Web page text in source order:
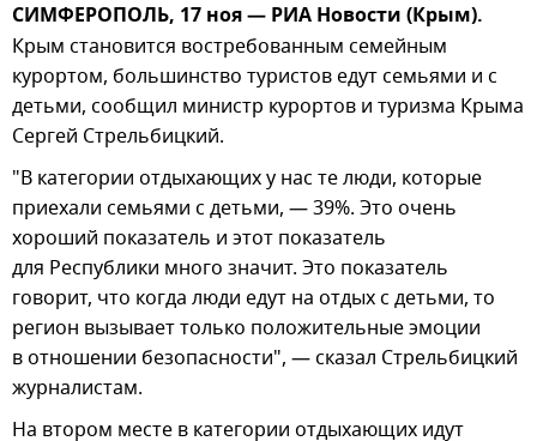
СИМФЕРОПОЛЬ, 17 ноя — РИА Новости (Крым).
Крым становится востребованным семейным
курортом, большинство туристов едут семьями и с
детьми, сообщил министр курортов и туризма Крыма
Сергей Стрельбицкий.
"В категории отдыхающих у нас те люди, которые
приехали семьями с детьми, — 39%. Это очень
хороший показатель и этот показатель
для Республики много значит. Это показатель
говорит, что когда люди едут на отдых с детьми, то
регион вызывает только положительные эмоции
в отношении безопасности", — сказал Стрельбицкий
журналистам.
На втором месте в категории отдыхающих идут